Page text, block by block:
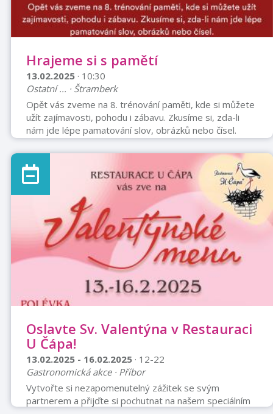
Hrajeme si s pamětí
13.02.2025 · 10:30
Ostatní ... · Štramberk
Opět vás zveme na 8. trénování paměti, kde si můžete
užít zajímavosti, pohodu i zábavu. Zkusíme si, zda-li
nám jde lépe pamatování slov, obrázků nebo čísel.
Doporučujeme brýle na čtení s sebou. Akce je určena
všem bez omezení věku. Další informace Adresa místa
konání Městská knihovna, Náměstí 18, Štramberk,
74266 Cena Zdarma Organizátor Město Štramberk
Oslavte Sv. Valentýna v Restauraci
U Čápa!
13.02.2025 - 16.02.2025 · 12-22
Gastronomická akce · Příbor
Vytvořte si nezapomenutelný zážitek se svým
partnerem a přijďte si pochutnat na našem speciálním